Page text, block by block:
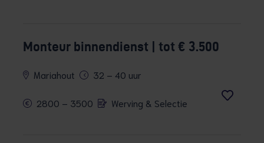
Monteur binnendienst | tot € 3.500
Mariahout 32 – 40 uur
2800 – 3500 Werving & Selectie